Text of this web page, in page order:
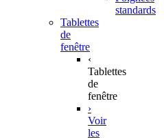
standards
Tablettes
de
fenêtre
‹
Tablettes
de
fenêtre
›
Voir
les